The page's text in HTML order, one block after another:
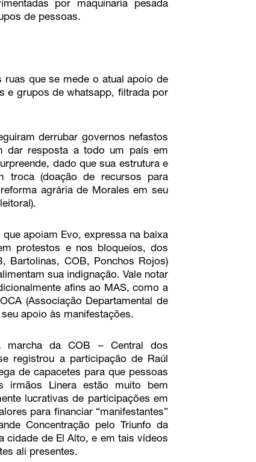
por maquinaria pesada
de pessoas.
ruas que se mede o atual apoio de
e grupos de whatsapp, filtrada por
derrubar governos nefastos
dar resposta a todo um país em
dado que sua estrutura e
troca (doação de recursos para
agrária de Morales em seu
apoiam Evo, expressa na baixa
protestos e nos bloqueios, dos
Bartolinas, COB, Ponchos Rojos)
sua indignação. Vale notar
afins ao MAS, como a
(Associação Departamental de
apoio às manifestações.
da COB – Central dos
registrou a participação de Raúl
de capacetes para que pessoas
irmãos Linera estão muito bem
lucrativas de participações em
para financiar “manifestantes”
Concentração pelo Triunfo da
cidade de El Alto, e em tais vídeos
ali presentes.